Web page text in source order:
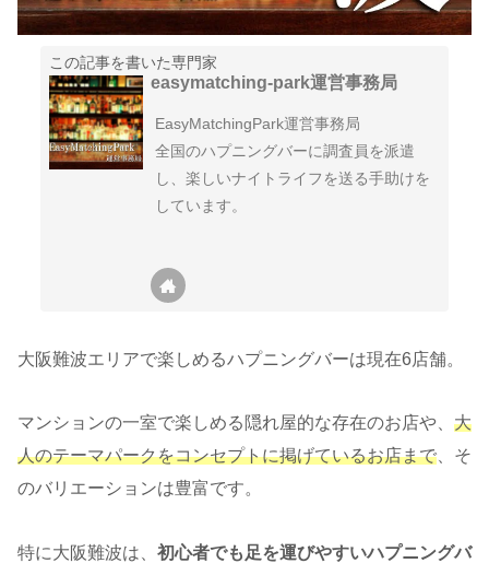
この記事を書いた専門家
easymatching-park運営事務局
EasyMatchingPark運営事務局
全国のハプニングバーに調査員を派遣
し、楽しいナイトライフを送る手助けを
しています。
大阪難波エリアで楽しめるハプニングバーは現在6店舗。
マンションの一室で楽しめる隠れ屋的な存在のお店や、 大
人のテーマパークをコンセプトに掲げているお店まで 、そ
のバリエーションは豊富です。
特に大阪難波は、 初心者でも足を運びやすいハプニングバ